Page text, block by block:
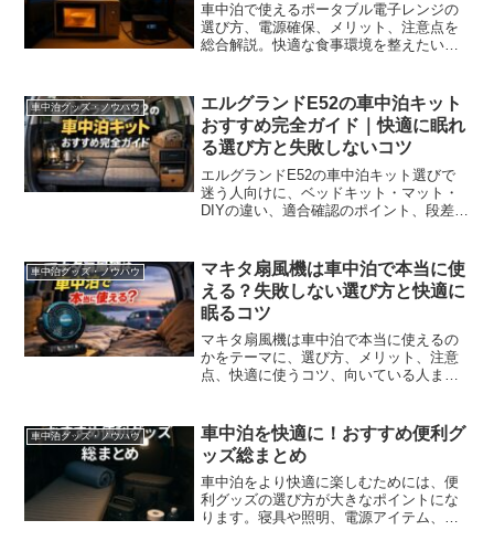
車中泊で使えるポータブル電子レンジの
選び方、電源確保、メリット、注意点を
総合解説。快適な食事環境を整えたい方
車中泊グッズ・ノウハウ
エルグランドE52の車中泊キット
おすすめ完全ガイド｜快適に眠れ
る選び方と失敗しないコツ
エルグランドE52の車中泊キット選びで
迷う人向けに、ベッドキット・マット・
DIYの違い、適合確認のポイント、段差対
ト作りのコツも紹介します。
車中泊グッズ・ノウハウ
マキタ扇風機は車中泊で本当に使
える？失敗しない選び方と快適に
眠るコツ
マキタ扇風機は車中泊で本当に使えるの
かをテーマに、選び方、メリット、注意
点、快適に使うコツ、向いている人まで
車中泊グッズ・ノウハウ
車中泊を快適に！おすすめ便利グ
ッズ総まとめ
車中泊をより快適に楽しむためには、便
利グッズの選び方が大きなポイントにな
ります。寝具や照明、電源アイテム、プ